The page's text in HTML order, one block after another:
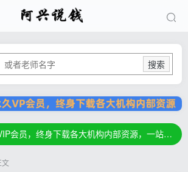
搜索
各大机构内部资源，一站式草根创业基地，最新最强网赚教程大全，小投入，大回报！
各大机构内部资源，一站式草根创业基地，最新最强网赚教程大全，小投入，大回报！
文